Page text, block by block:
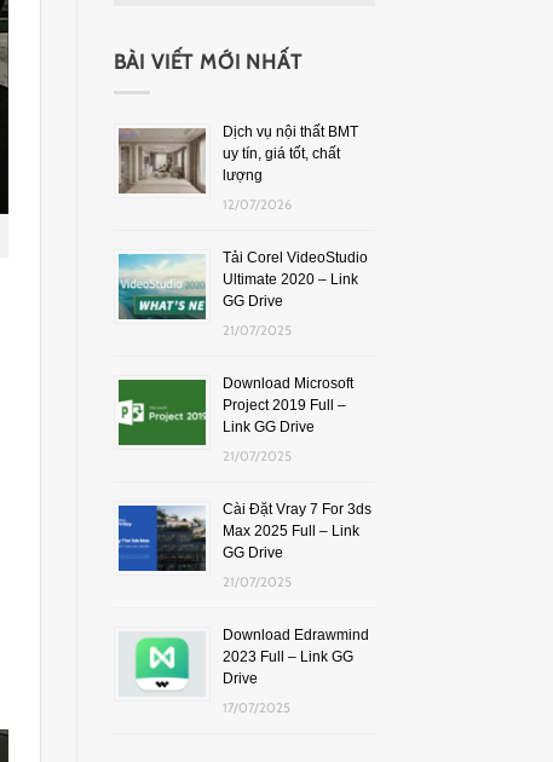
BÀI VIẾT MỚI NHẤT
Dịch vụ nội thất BMT
uy tín, giá tốt, chất
lượng
12/07/2026
Tải Corel VideoStudio
Ultimate 2020 – Link
GG Drive
21/07/2025
Download Microsoft
Project 2019 Full –
Link GG Drive
21/07/2025
Cài Đặt Vray 7 For 3ds
Max 2025 Full – Link
GG Drive
21/07/2025
Download Edrawmind
2023 Full – Link GG
Drive
17/07/2025